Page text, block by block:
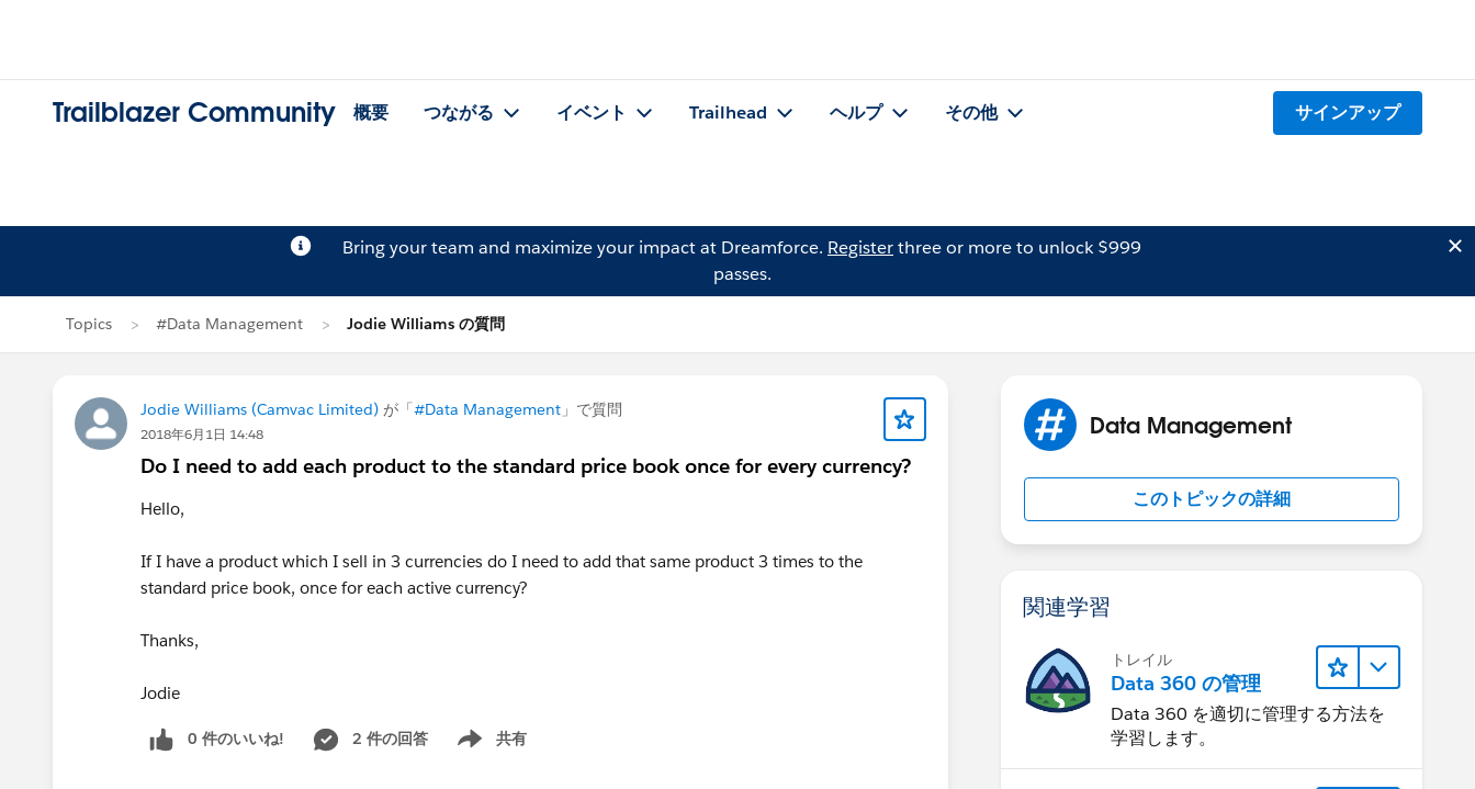
Trailblazer Community 概要 つながる イベント Trailhead ヘルプ その他 サインアップ
Bring your team and maximize your impact at Dreamforce. Registerthree or more to unlock $999
passes.
Topics #Data Management Jodie Williams の質問
Jodie Williams (Camvac Limited) が「#Data Management 」で質問
2018年6月1日 14:48
Do I need to add each product to the standard price book once for every currency?
Hello,
If I have a product which I sell in 3 currencies do I need to add that same product 3 times to the
standard price book, once for each active currency?
Thanks,
Jodie
0 件のいいね! 2 件の回答 共有
Show menu
Data Management
このトピックの詳細
関連学習
トレイル
Data 360 の管理
Data 360 を適切に管理する方法を
学習します。